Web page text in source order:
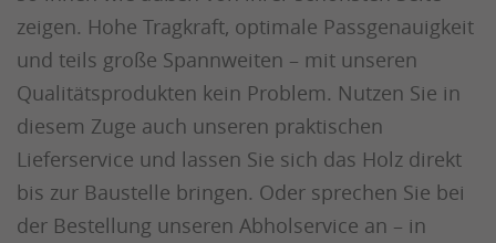
zeigen. Hohe Tragkraft, optimale Passgenauigkeit
und teils große Spannweiten – mit unseren
Qualitätsprodukten kein Problem. Nutzen Sie in
diesem Zuge auch unseren praktischen
Lieferservice und lassen Sie sich das Holz direkt
bis zur Baustelle bringen. Oder sprechen Sie bei
der Bestellung unseren Abholservice an – in